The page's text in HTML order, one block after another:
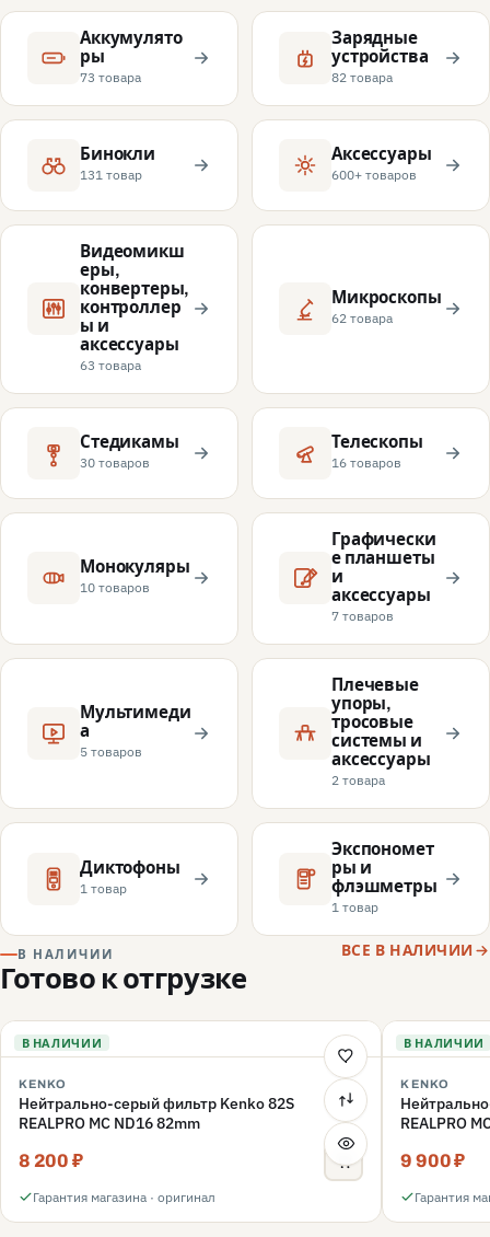
Аккумулято
ры
73 товара
Зарядные
устройства
82 товара
Бинокли
131 товар
Аксессуары
600+ товаров
Видеомикш
еры,
конвертеры,
контроллер
ы и
аксессуары
63 товара
Микроскопы
62 товара
Стедикамы
30 товаров
Телескопы
16 товаров
Монокуляры
10 товаров
Графически
е планшеты
и
аксессуары
7 товаров
Мультимеди
а
5 товаров
Плечевые
упоры,
тросовые
системы и
аксессуары
2 товара
Диктофоны
1 товар
Экспономет
ры и
флэшметры
1 товар
В НАЛИЧИИ
Готово к отгрузке
ВСЕ В НАЛИЧИИ
В НАЛИЧИИ
KENKO
Нейтрально-серый фильтр Kenko 82S
REALPRO MC ND16 82mm
8 200 ₽
Гарантия магазина · оригинал
В НАЛИЧИИ
KENKO
REALPRO
9 900 ₽
Гарантия